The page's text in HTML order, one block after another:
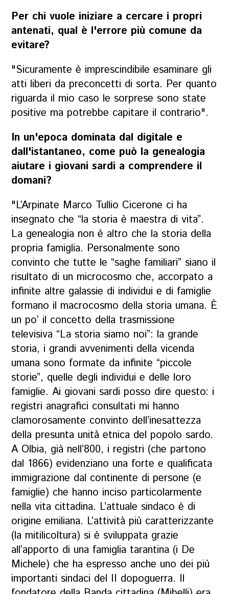
Per chi vuole iniziare a cercare i propri
antenati, qual è l'errore più comune da
evitare?
"Sicuramente è imprescindibile esaminare gli
atti liberi da preconcetti di sorta. Per quanto
riguarda il mio caso le sorprese sono state
positive ma potrebbe capitare il contrario".
In un'epoca dominata dal digitale e
dall'istantaneo, come può la genealogia
aiutare i giovani sardi a comprendere il
domani?
"L’Arpinate Marco Tullio Cicerone ci ha
insegnato che “la storia è maestra di vita”.
La genealogia non è altro che la storia della
propria famiglia. Personalmente sono
convinto che tutte le “saghe familiari” siano il
risultato di un microcosmo che, accorpato a
infinite altre galassie di individui e di famiglie
formano il macrocosmo della storia umana. È
un po’ il concetto della trasmissione
televisiva “La storia siamo noi”: la grande
storia, i grandi avvenimenti della vicenda
umana sono formate da infinite “piccole
storie”, quelle degli individui e delle loro
famiglie. Ai giovani sardi posso dire questo: i
registri anagrafici consultati mi hanno
clamorosamente convinto dell’inesattezza
della presunta unità etnica del popolo sardo.
A Olbia, già nell’800, i registri (che partono
dal 1866) evidenziano una forte e qualificata
immigrazione dal continente di persone (e
famiglie) che hanno inciso particolarmente
nella vita cittadina. L’attuale sindaco è di
origine emiliana. L’attività più caratterizzante
(la mitilicoltura) si è sviluppata grazie
all’apporto di una famiglia tarantina (i De
Michele) che ha espresso anche uno dei più
importanti sindaci del II dopoguerra. Il